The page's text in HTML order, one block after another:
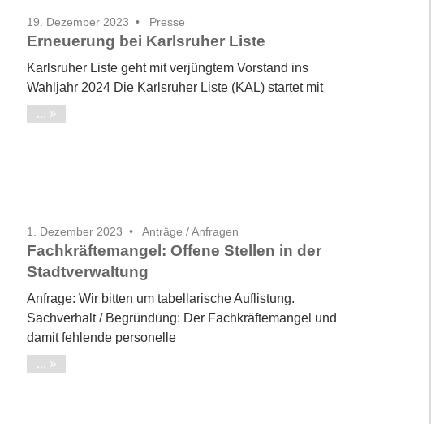
19. Dezember 2023 Presse
Erneuerung bei Karlsruher Liste
Karlsruher Liste geht mit verjüngtem Vorstand ins
Wahljahr 2024 Die Karlsruher Liste (KAL) startet mit
...
1. Dezember 2023 Anträge / Anfragen
Fachkräftemangel: Offene Stellen in der
Stadtverwaltung
Anfrage: Wir bitten um tabellarische Auflistung.
Sachverhalt / Begründung: Der Fachkräftemangel und
damit fehlende personelle
...